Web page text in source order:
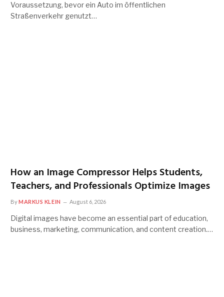
Voraussetzung, bevor ein Auto im öffentlichen
Straßenverkehr genutzt…
How an Image Compressor Helps Students,
Teachers, and Professionals Optimize Images
ByMARKUS KLEIN August 6, 2026
Digital images have become an essential part of education,
business, marketing, communication, and content creation.…